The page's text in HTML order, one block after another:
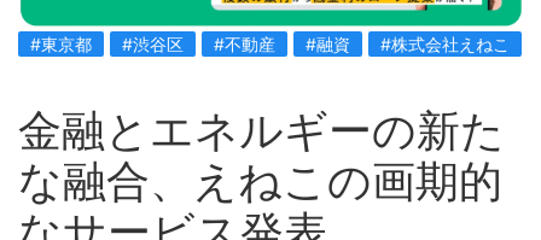
#東京都 #渋谷区 #不動産 #融資 #株式会社えねこ
金融とエネルギーの新た
な融合、えねこの画期的